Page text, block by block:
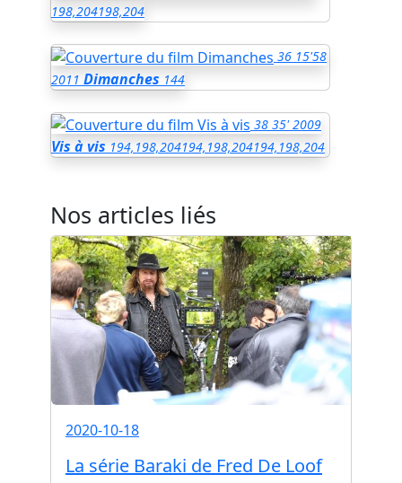
198,204198,204
36 15'58
2011 Dimanches 144
38 35' 2009
Vis à vis 194,198,204194,198,204194,198,204
Nos articles liés
2020-10-18
La série Baraki de Fred De Loof